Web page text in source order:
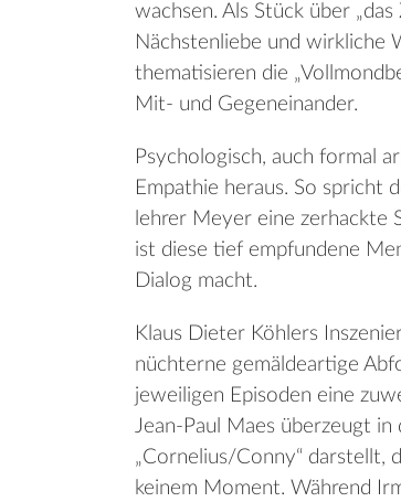
wachsen. Als Stück über
Nächstenliebe und wirkliche
thematisieren die
Mit- und Gegeneinander.
Psychologisch, auch formal
Empathie heraus. So spricht
lehrer Meyer eine zerhackte
ist diese tief empfundene
Dialog macht.
Klaus Dieter Köhlers
nüchterne gemäldeartige
jeweiligen Episoden eine
Jean-Paul Maes überzeugt
„Cornelius/Conny“ darstellt,
keinem Moment. Während